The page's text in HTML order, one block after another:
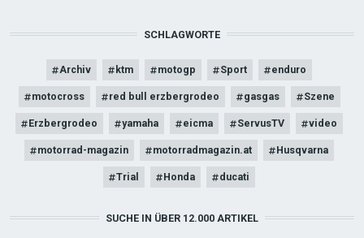
SCHLAGWORTE
Archiv ktm motogp Sport enduro
motocross red bull erzbergrodeo gasgas Szene
Erzbergrodeo yamaha eicma ServusTV video
motorrad-magazin motorradmagazin.at Husqvarna
Trial Honda ducati
SUCHE IN ÜBER 12.000 ARTIKEL